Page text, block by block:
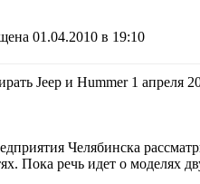
01.04.2010 в 19:10
Jeep и Hummer 1 апреля
Челябинска
Пока речь идет о моделях